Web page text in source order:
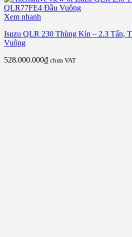
Xem nhanh
Isuzu QLR 230 Thùng Kín – 2.3 Tấn,
Vuông
528.000.000₫ chưa VAT